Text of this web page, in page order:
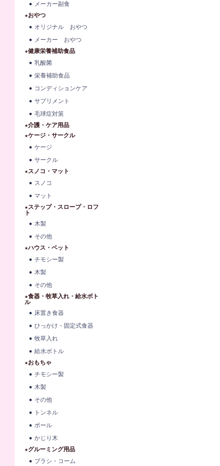
メーカー副食
★おやつ
オリジナル おやつ
メーカー おやつ
★健康栄養補助食品
乳酸菌
栄養補助食品
コンディションケア
サプリメント
毛球症対策
★介護・ケア用品
★ケージ・サークル
ケージ
サークル
★スノコ・マット
スノコ
マット
★ステップ・スロープ・ロフ
ト
木製
その他
★ハウス・ベット
チモシー製
木製
その他
★食器・牧草入れ・給水ボト
ル
床置き食器
ひっかけ・固定式食器
牧草入れ
給水ボトル
★おもちゃ
チモシー製
木製
その他
トンネル
ボール
かじり木
★グルーミング用品
ブラシ・コーム